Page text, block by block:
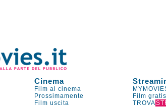
Cinema
Film al cinema
Prossimamente Film
Film uscita TROVA